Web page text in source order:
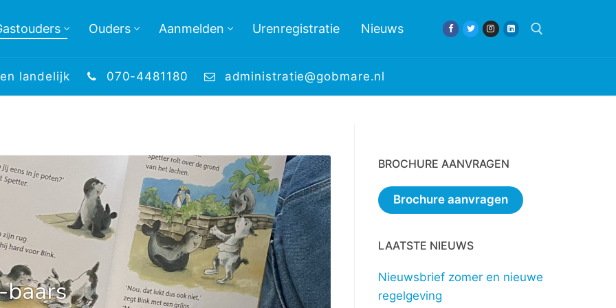
Ouders Aanmelden Urenregistratie Nieuws
landelijk 070-4481180 administratie@gobmare.nl
baars
BROCHURE AANVRAGEN
Brochure aanvragen
LAATSTE NIEUWS
Nieuwsbrief zomer en nieuwe
regelgeving